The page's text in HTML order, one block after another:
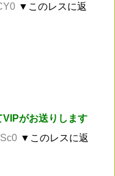
▼このレスに返
VIPがお送りします
▼このレスに返